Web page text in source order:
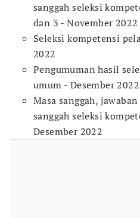
sanggah seleksi
dan 3 - November 2022
Seleksi kompetensi
2022
Pengumuman hasil
umum - Desember 2022
Masa sanggah,
sanggah seleksi
Desember 2022